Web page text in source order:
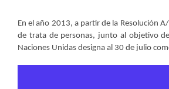
En el año 2013, a partir de la Resolución
de trata de personas, junto al objetivo
Naciones Unidas designa al 30 de julio